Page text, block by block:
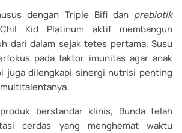
dengan Triple Bifi dan prebiotik
Kid Platinum aktif membangun
dari dalam sejak tetes pertama. Susu
pada faktor imunitas agar anak
juga dilengkapi sinergi nutrisi penting
berstandar klinis, Bunda telah
cerdas yang menghemat waktu